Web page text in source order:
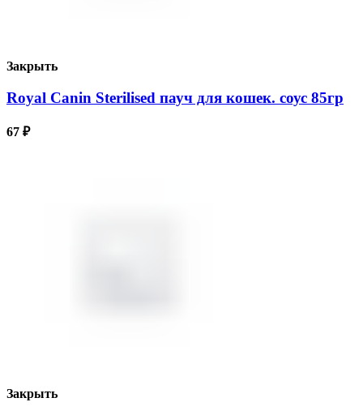
Закрыть
Royal Canin Sterilised пауч для кошек. соус 85гр
67 ₽
Закрыть